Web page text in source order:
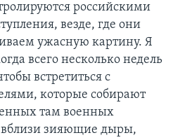
российскими
везде, где они
ужасную картину. Я
всего несколько недель
встретиться с
которые собирают
там военных
вблизи зияющие дыры,